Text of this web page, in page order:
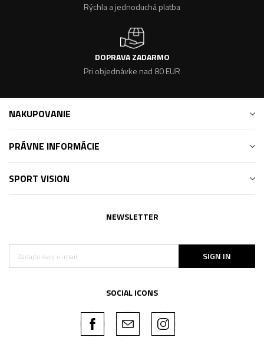
Rýchla a jednoduchá platba
DOPRAVA ZADARMO
Pri objednávke nad 80 EUR
NAKUPOVANIE
PRÁVNE INFORMÁCIE
SPORT VISION
NEWSLETTER
SIGN IN
SOCIAL ICONS